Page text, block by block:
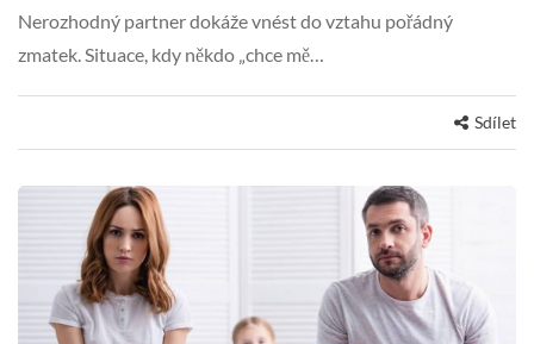
Nerozhodný partner dokáže vnést do vztahu pořádný
zmatek. Situace, kdy někdo „chce mě…
Sdílet